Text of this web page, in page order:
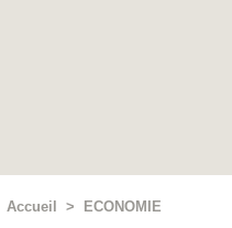
Accueil > ECONOMIE